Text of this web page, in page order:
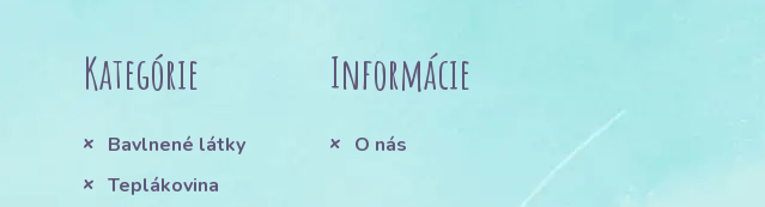
Kategórie
Bavlnené látky
Teplákovina
Informácie
O nás